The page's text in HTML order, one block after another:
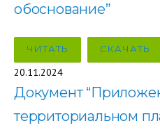
обоснование”
ЧИТАТЬ СКАЧАТЬ
20.11.2024
Документ
территориальном